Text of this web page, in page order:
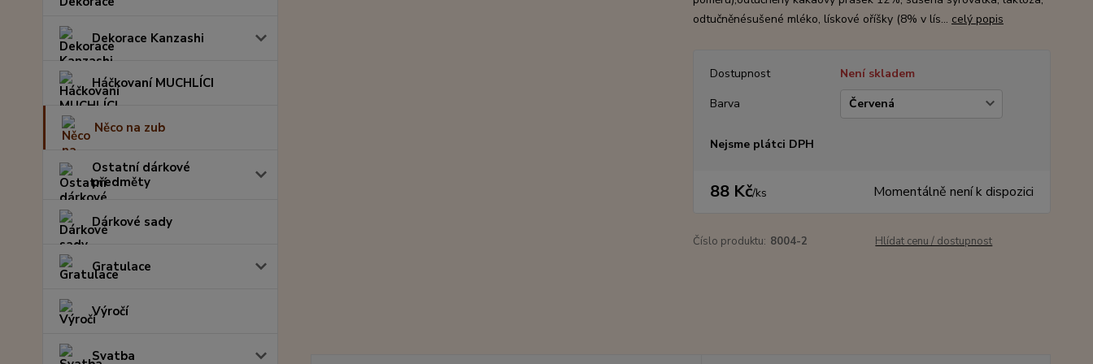
Dekorace Kanzashi
Háčkovaní MUCHLÍCI
Něco na zub
Ostatní dárkové
předměty
Dárkové sady
Gratulace
Výročí
Svatba
odtučněnésušené mléko, lískové oříšky (8% v lís... celý popis
Dostupnost
Není skladem
Barva
Nejsme plátci DPH
88 Kč/ks Momentálně není k dispozici
Číslo produktu: 8004-2 Hlídat cenu / dostupnost